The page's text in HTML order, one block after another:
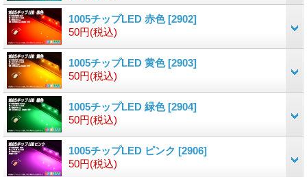
1005チップLED 赤色[2902]
50円(税込)
1005チップLED 黄色[2903]
50円(税込)
1005チップLED 緑色[2904]
50円(税込)
1005チップLED ピンク [2906]
50円(税込)